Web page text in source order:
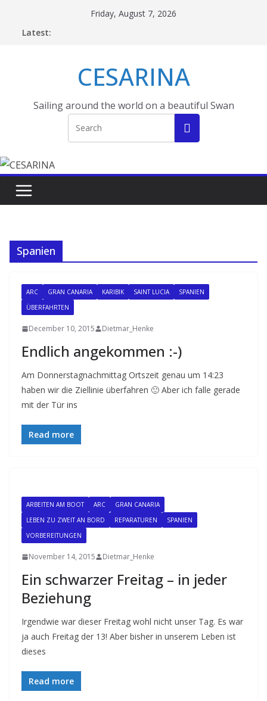
Friday, August 7, 2026
Latest:
CESARINA
Sailing around the world on a beautiful Swan
Spanien
ARC GRAN CANARIA KARIBIK SAINT LUCIA
SPANIEN
ÜBERFAHRTEN
December 10, 2015 Dietmar_Henke
Endlich angekommen :-)
Am Donnerstagnachmittag Ortszeit genau um 14:23
haben wir die Ziellinie überfahren 🙂 Aber ich falle gerade
mit der Tür ins
Read more
ARBEITEN AM BOOT ARC
GRAN CANARIA
LEBEN ZU ZWEIT AN BORD
REPARATUREN
SPANIEN
VORBEREITUNGEN
November 14, 2015 Dietmar_Henke
Ein schwarzer Freitag – in jeder
Beziehung
Irgendwie war dieser Freitag wohl nicht unser Tag. Es war
ja auch Freitag der 13! Aber bisher in unserem Leben ist
dieses
Read more